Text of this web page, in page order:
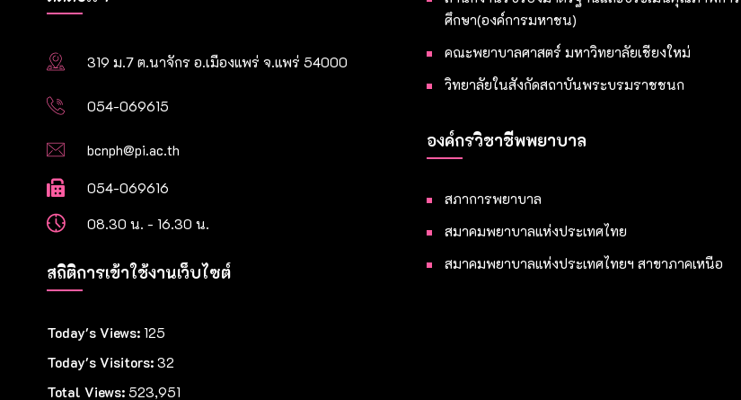
319 ม.7 ต.นาจักร อ.เมืองแพร่ จ.แพร่ 54000
054-069615
bcnph@pi.ac.th
054-069616
08.30 น. - 16.30 น.
สถิติการเข้าใช้งานเว็บไซต์
Today's Views: 125
Today's Visitors: 32
Total Views: 523,951
ศึกษา(องค์การมหาชน)
คณะพยาบาลศาสตร์ มหาวิทยาลัยเชียงใหม่
วิทยาลัยในสังกัดสถาบันพระบรมราชชนก
องค์กรวิชาชีพพยาบาล
สภาการพยาบาล
สมาคมพยาบาลแห่งประเทศไทย
สมาคมพยาบาลแห่งประเทศไทยฯ สาขาภาคเหนือ